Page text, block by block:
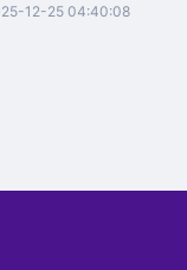
12-25 04:40:08